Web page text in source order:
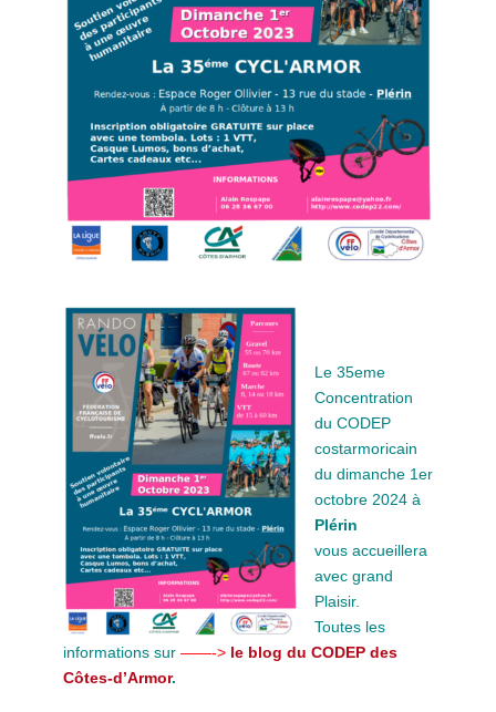
Le 35eme
Concentration
du CODEP
costarmoricain
du dimanche 1er
octobre 2024 à
Plérin
vous accueillera
avec grand
Plaisir.
Toutes les
informations sur ——->le blog du CODEP des
Côtes-d’Armor.